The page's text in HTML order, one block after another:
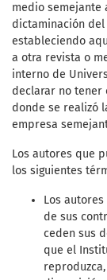
medio semejante
dictaminación
estableciendo
a otra revista o
interno de
declarar no tener
donde se realizó
empresa
Los autores que
los siguientes
Los
de sus
ceden sus
que el